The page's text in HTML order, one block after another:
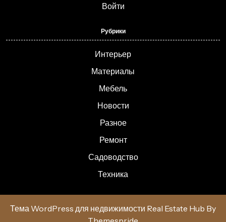
Войти
Рубрики
Интерьер
Материалы
Мебель
Новости
Разное
Ремонт
Садоводство
Техника
Тема WordPress для недвижимости Real Estate Hub By